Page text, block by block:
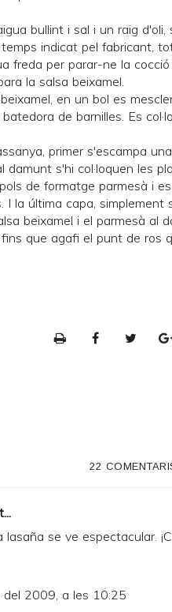
bullint i sal i un raig
temps indicat pel fabricant,
freda per parar-ne la
la salsa beixamel.
en un bol es
de barnilles. Es
primer s'escampa
damunt s'hi col·loquen les
de formatge parmesà i
I la última capa,
beixamel i el parmesà al
que agafi el punt de ros
n
22
lasaña se ve espectacular.
del 2009, a les 10:25